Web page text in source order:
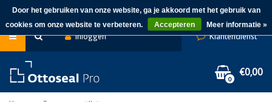
Inloggen Klantendienst
0
€0,00
Door het gebruiken van onze website, ga je akkoord met het gebruik van
cookies om onze website te verbeteren.
Accepteren Meer informatie »